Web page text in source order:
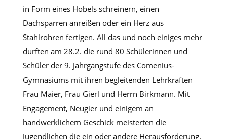
in Form eines Hobels schreinern, einen
Dachsparren anreißen oder ein Herz aus
Stahlrohren fertigen. All das und noch einiges mehr
durften am 28.2. die rund 80 Schülerinnen und
Schüler der 9. Jahrgangstufe des Comenius-
Gymnasiums mit ihren begleitenden Lehrkräften
Frau Maier, Frau Gierl und Herrn Birkmann. Mit
Engagement, Neugier und einigem an
handwerklichem Geschick meisterten die
Jugendlichen die ein oder andere Herausforderung.